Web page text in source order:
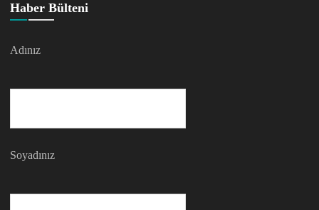
Haber Bülteni
Adınız
Soyadınız